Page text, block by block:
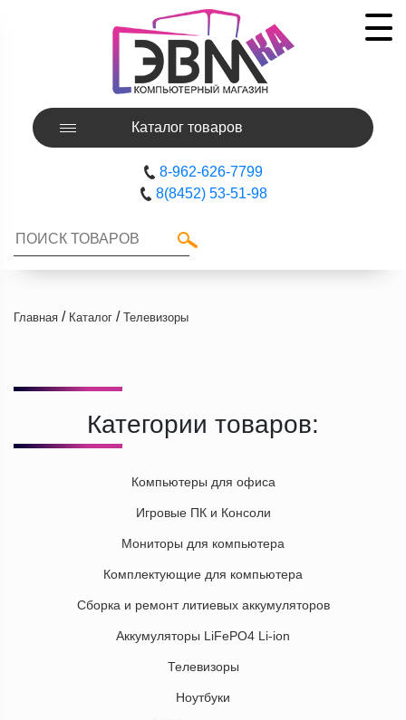
Каталог товаров
8-962-626-7799
8(8452) 53-51-98
Главная / Каталог / Телевизоры
Категории товаров:
Компьютеры для офиса
Игровые ПК и Консоли
Мониторы для компьютера
Комплектующие для компьютера
Сборка и ремонт литиевых аккумуляторов
Аккумуляторы LiFePO4 Li-ion
Телевизоры
Ноутбуки